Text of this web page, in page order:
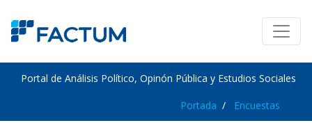
Portal de Análisis Político, Opinón Pública y Estudios Sociales
Portada Encuestas